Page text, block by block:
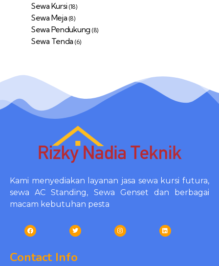
Sewa Kursi (18)
Sewa Meja (8)
Sewa Pendukung (8)
Sewa Tenda (6)
Kami menyediakan layanan jasa sewa kursi futura,
sewa AC Standing, Sewa Genset dan berbagai
macam kebutuhan pesta
Contact Info